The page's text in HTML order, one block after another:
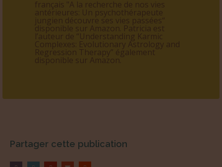
français "A la recherche de nos vies
antérieures: Un psychothérapeute
jungien découvre ses vies passées“
disponible sur Amazon. Patricia est
l’auteur de “Understanding Karmic
Complexes: Evolutionary Astrology and
Regression Therapy” également
disponible sur Amazon.
Partager cette publication